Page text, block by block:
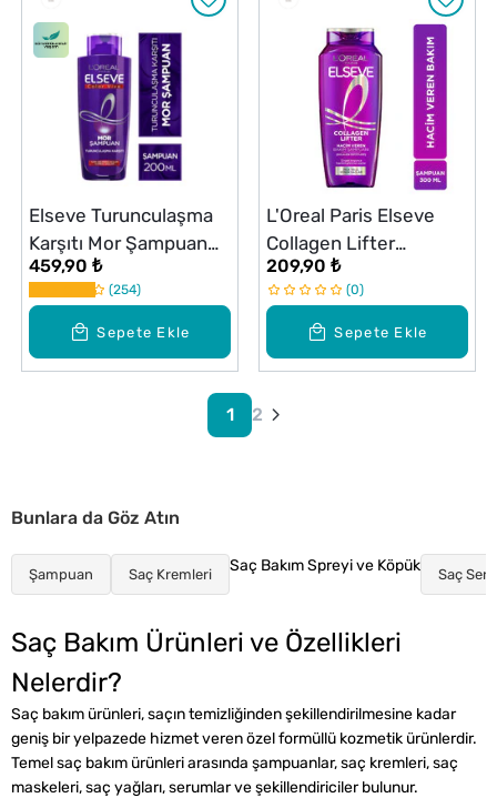
Sepete Ekle
Elseve Turunculaşma
Karşıtı Mor Şampuan
200 ml
459,90 ₺
254
Sepete Ekle
L'Oreal Paris Elseve
Collagen Lifter
Şampuan 300 ml
209,90 ₺
0
1 2
Bunlara da Göz Atın
Şampuan Saç Kremleri Saç Bakım Spreyi ve Köpük Saç
Saç Bakım Ürünleri ve Özellikleri
Nelerdir?
Saç bakım ürünleri, saçın temizliğinden şekillendirilmesine kadar
geniş bir yelpazede hizmet veren özel formüllü kozmetik ürünlerdir.
Temel saç bakım ürünleri arasında şampuanlar, saç kremleri, saç
maskeleri, saç yağları, serumlar ve şekillendiriciler bulunur.